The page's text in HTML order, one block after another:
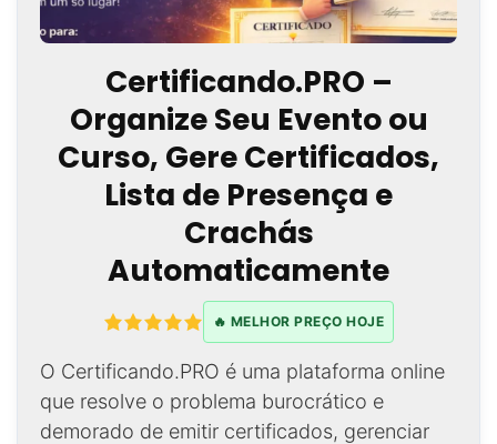
Certificando.PRO –
Organize Seu Evento ou
Curso, Gere Certificados,
Lista de Presença e
Crachás
Automaticamente
🔥 MELHOR PREÇO HOJE
O Certificando.PRO é uma plataforma online
que resolve o problema burocrático e
demorado de emitir certificados, gerenciar